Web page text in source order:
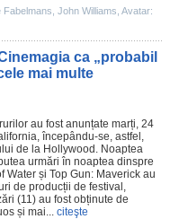
Fabelmans John Williams Avatar:
ca „probabil
mai multe
au fost anunțate marți, 24
începându-se, astfel,
de la Hollywood. Noaptea
urmări în noaptea dinspre
Water și Top Gun: Maverick au
de producții de festival,
(11) au fost obținute de
și mai... citeşte